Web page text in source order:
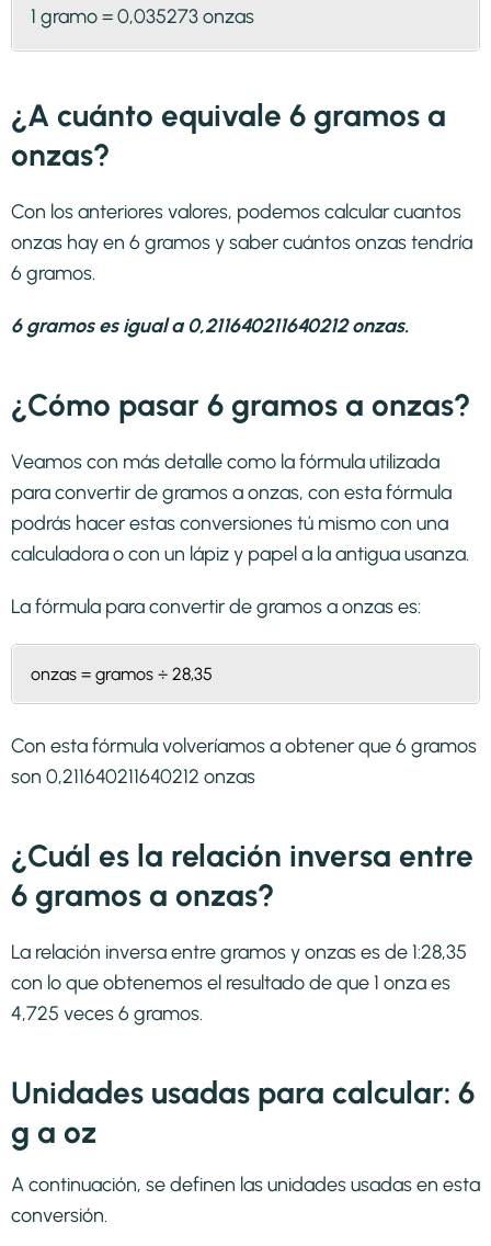
1 gramo = 0,035273 onzas
¿A cuánto equivale 6 gramos a
onzas?
Con los anteriores valores, podemos calcular cuantos
onzas hay en 6 gramos y saber cuántos onzas tendría
6 gramos.
6 gramos es igual a 0,211640211640212 onzas.
¿Cómo pasar 6 gramos a onzas?
Veamos con más detalle como la fórmula utilizada
para convertir de gramos a onzas, con esta fórmula
podrás hacer estas conversiones tú mismo con una
calculadora o con un lápiz y papel a la antigua usanza.
La fórmula para convertir degramos a onzases:
onzas = gramos ÷ 28,35
Con esta fórmula volveríamos a obtener que 6 gramos
son 0,211640211640212 onzas
¿Cuál es la relación inversa entre
6 gramos a onzas?
La relación inversa entre gramos y onzas es de 1:28,35
con lo que obtenemos el resultado de que 1 onza es
4,725 veces 6 gramos.
Unidades usadas para calcular: 6
g a oz
A continuación, se definen las unidades usadas en esta
conversión.